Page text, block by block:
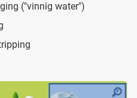
("vinnig water")